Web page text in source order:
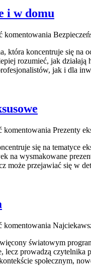
i w domu
komentowania
koncentruje się na
rozumieć, jak
jak i dla
komentowania Prezenty
się na tematyce
na wysmakowane
może przejawiać się w
komentowania
światowym
lecz prowadzą czytelnika
społecznym,